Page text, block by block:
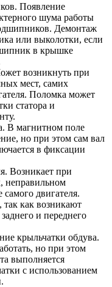
Появление
шума работы
Демонтаж
или выколотки, если
в крышке
возникнуть при
мест, самих
Поломка может
статора и
В магнитном поле
но при этом сам вал
в фиксации
Возникает при
неправильном
двигателя.
как возникают
и переднего
крыльчатки обдува.
но при этом
выполняется
с использованием